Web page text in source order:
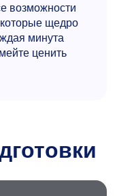
возможности
щедро
минута
ценить